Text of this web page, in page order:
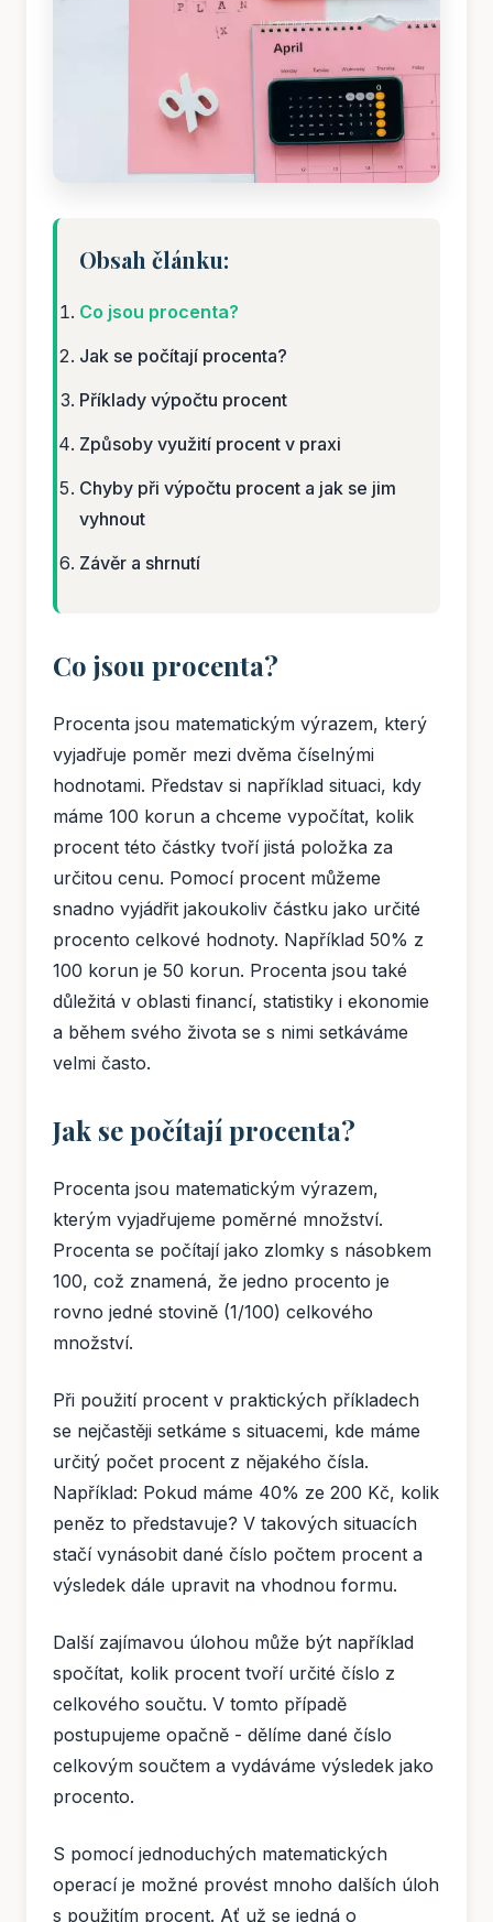
Obsah článku:
Co jsou procenta?
Jak se počítají procenta?
Příklady výpočtu procent
Způsoby využití procent v praxi
Chyby při výpočtu procent a jak se jim
vyhnout
Závěr a shrnutí
Co jsou procenta?
Procenta jsou matematickým výrazem, který
vyjadřuje poměr mezi dvěma číselnými
hodnotami. Představ si například situaci, kdy
máme 100 korun a chceme vypočítat, kolik
procent této částky tvoří jistá položka za
určitou cenu. Pomocí procent můžeme
snadno vyjádřit jakoukoliv částku jako určité
procento celkové hodnoty. Například 50% z
100 korun je 50 korun. Procenta jsou také
důležitá v oblasti financí, statistiky i ekonomie
a během svého života se s nimi setkáváme
velmi často.
Jak se počítají procenta?
Procenta jsou matematickým výrazem,
kterým vyjadřujeme poměrné množství.
Procenta se počítají jako zlomky s násobkem
100, což znamená, že jedno procento je
rovno jedné stovině (1/100) celkového
množství.
Při použití procent v praktických příkladech
se nejčastěji setkáme s situacemi, kde máme
určitý počet procent z nějakého čísla.
Například: Pokud máme 40% ze 200 Kč, kolik
peněz to představuje? V takových situacích
stačí vynásobit dané číslo počtem procent a
výsledek dále upravit na vhodnou formu.
Další zajímavou úlohou může být například
spočítat, kolik procent tvoří určité číslo z
celkového součtu. V tomto případě
postupujeme opačně - dělíme dané číslo
celkovým součtem a vydáváme výsledek jako
procento.
S pomocí jednoduchých matematických
operací je možné provést mnoho dalších úloh
s použitím procent. Ať už se jedná o